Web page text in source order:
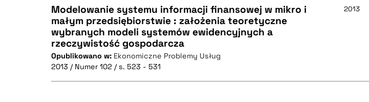
BIBTEX
CZYSTY TEKST
Modelowanie systemu informacji finansowej w mikro i
małym przedsiębiorstwie : założenia teoretyczne
wybranych modeli systemów ewidencyjnych a
rzeczywistość gospodarcza
Opublikowano w: Ekonomiczne Problemy Usług
2013 / Numer 102 / s. 523 - 531
2013